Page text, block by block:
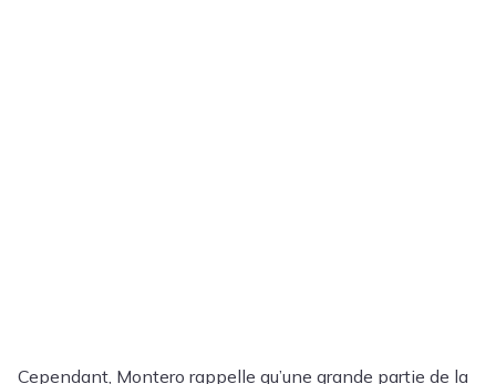
Cependant, Montero rappelle qu’une grande partie de la